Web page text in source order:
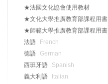
★法國文化協會使用教材
★文化大學推廣教育部課程用書
★師範大學推廣教育部課程用書
法語
French
德語
German
西班牙語
Spanish
義大利語
Italian